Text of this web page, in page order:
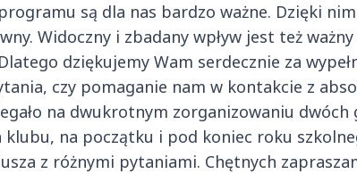
są dla nas bardzo ważne. Dzięki
Widoczny i zbadany wpływ jest też ważny
dziękujemy Wam serdecznie za
czy pomaganie nam w kontakcie z
na dwukrotnym zorganizowaniu dwóch
na początku i pod koniec roku
z różnymi pytaniami. Chętnych